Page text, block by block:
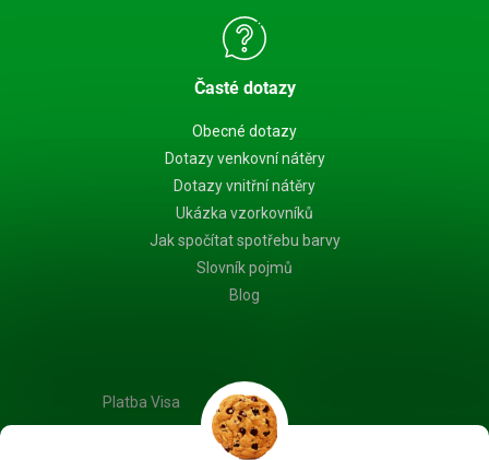
Časté dotazy
Obecné dotazy
Dotazy venkovní nátěry
Dotazy vnitřní nátěry
Ukázka vzorkovníků
Jak spočítat spotřebu barvy
Slovník pojmů
Blog
Platba Visa